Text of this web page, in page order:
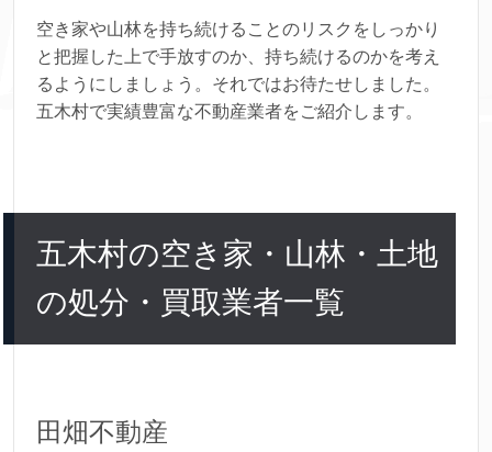
空き家や山林を持ち続けることのリスクをしっかり
と把握した上で手放すのか、持ち続けるのかを考え
るようにしましょう。それではお待たせしました。
五木村で実績豊富な不動産業者をご紹介します。
五木村の空き家・山林・土地
の処分・買取業者一覧
田畑不動産